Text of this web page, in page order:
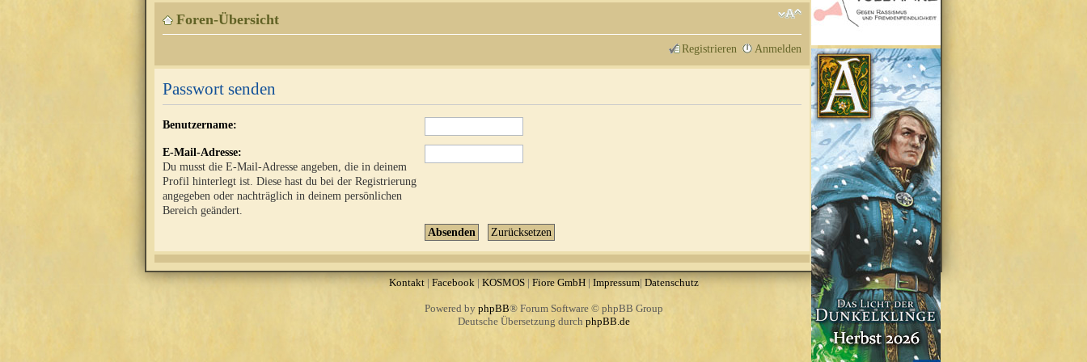
Foren-Übersicht
Registrieren Anmelden
Passwort senden
Benutzername:
E-Mail-Adresse:
Du musst die E-Mail-Adresse angeben, die in deinem
Profil hinterlegt ist. Diese hast du bei der Registrierung
angegeben oder nachträglich in deinem persönlichen
Bereich geändert.
Kontakt|Facebook | KOSMOS| Fiore GmbH| Impressum| Datenschutz
Powered by phpBB® Forum Software © phpBB Group
Deutsche Übersetzung durch phpBB.de